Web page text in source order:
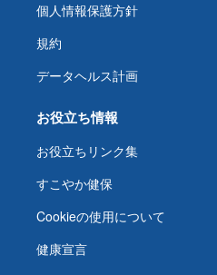
個人情報保護方針
規約
データヘルス計画
お役立ち情報
お役立ちリンク集
すこやか健保
Cookieの使用について
健康宣言